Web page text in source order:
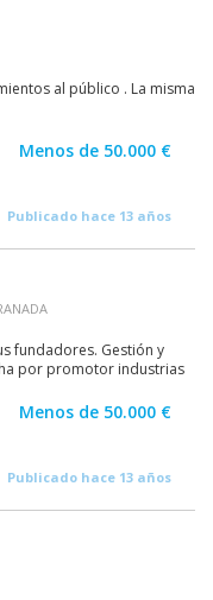
al público . La misma
Menos de 50.000 €
Publicado hace 13 años
fundadores. Gestión y
por promotor industrias
Menos de 50.000 €
Publicado hace 13 años